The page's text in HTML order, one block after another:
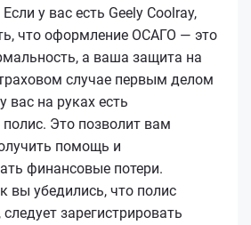
у вас есть Geely Coolray,
что оформление ОСАГО — это
а ваша защита на
случае первым делом
вас на руках есть
Это позволит вам
помощь и
финансовые потери.
вы убедились, что полис
следует зарегистрировать